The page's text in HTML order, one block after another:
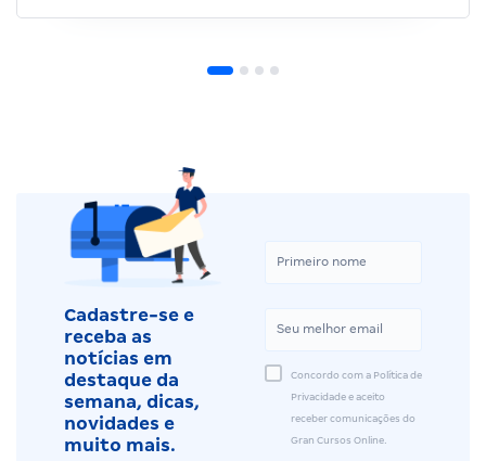
Cadastre-se e
receba as
notícias em
destaque da
semana, dicas,
novidades e
muito mais.
Concordo com a Política de
Privacidade e aceito
receber comunicações do
Gran Cursos Online.